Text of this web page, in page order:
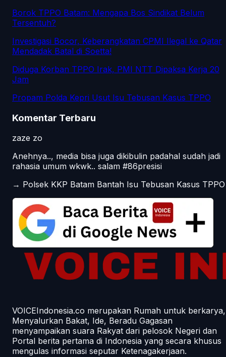
Borok TPPO Batam: Mengapa Bos Sindikat Belum
Tersentuh?
Investigasi Bocor, Keberangkatan CPMI Ilegal ke Qatar
Mendadak Batal di Soetta!
Diduga Korban TPPO Irak, PMI NTT Dipaksa Kerja 20
Jam
Propam Polda Kepri Usut Isu Tebusan Kasus TPPO
Komentar Terbaru
zaze zo
Anehnya.., media bisa juga dikibulin padahal sudah jadi
rahasia umum wkwk.. salam #86presisi
→ Polsek KKP Batam Bantah Isu Tebusan Kasus TPPO
VOICEIndonesia.co merupakan Rumah untuk berkarya,
Menyalurkan Bakat, Ide, Beradu Gagasan
menyampaikan suara Rakyat dari pelosok Negeri dan
Portal berita pertama di Indonesia yang secara khusus
mengulas informasi seputar Ketenagakerjaan.